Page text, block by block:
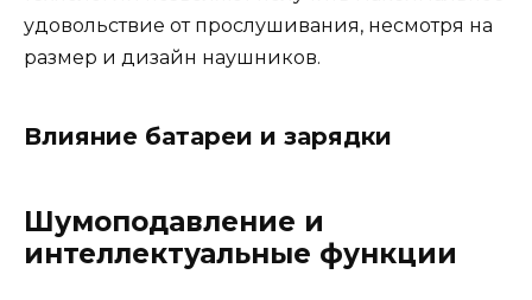
удовольствие от прослушивания, несмотря на
размер и дизайн наушников.
Влияние батареи и зарядки
Шумоподавление и
интеллектуальные функции